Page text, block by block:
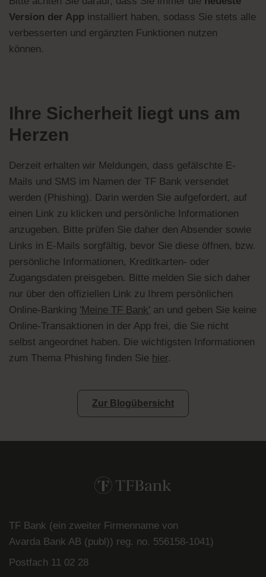
Version der App installiert haben, sodass Sie stets alle
verbesserten und ergänzten Funktionen nutzen
können.
Ihre Sicherheit liegt uns am
Herzen
Derzeit erhalten wir Meldungen, dass gefälschte E-
Mails und SMS im Namen der TF Bank versendet
werden (Phishing). Darin werden Sie aufgefordert, auf
einen Link zu klicken und persönliche Informationen
anzugeben. Bitte prüfen Sie daher den Absender sowie
Links in E-Mails sorgfältig, bevor Sie diese öffnen, bzw.
persönliche Informationen, Kreditkarten- oder
Zugangsdaten preisgeben. Bitte melden Sie sich daher
nur über den offiziellen Link zu Ihrem persönlichen
Online-Banking 'Meine TF Bank' an und geben Sie keine
Online-Transaktionen in der App frei, die Sie nicht
selbst angeordnet haben. Die wichtigsten Informationen
zum Thema Phishing finden Sie hier.
Zur Blogübersicht
TF Bank (ein zweiter Firmenname von
Avarda Bank AB (publ )) reg. no. 556158-1041)
Postfach 11 02 28